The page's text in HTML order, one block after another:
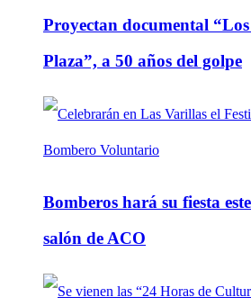
Proyectan documental
Plaza”, a 50 años del golpe
Bomberos hará su fiesta
salón de ACO